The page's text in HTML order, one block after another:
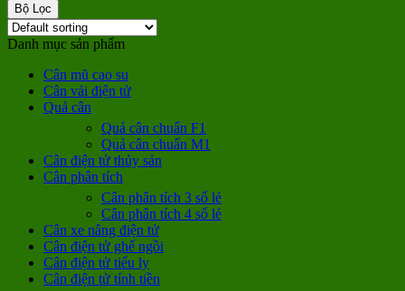
Bộ Lọc
Danh mục sản phẩm
Cân mũ cao su
Cân vải điện tử
Quả cân
Quả cân chuẩn F1
Quả cân chuẩn M1
Cân điện tử thủy sản
Cân phân tích
Cân phân tích 3 số lẻ
Cân phân tích 4 số lẻ
Cân xe nâng điện tử
Cân điện tử ghế ngồi
Cân điện tử tiểu ly
Cân điện tử tính tiền